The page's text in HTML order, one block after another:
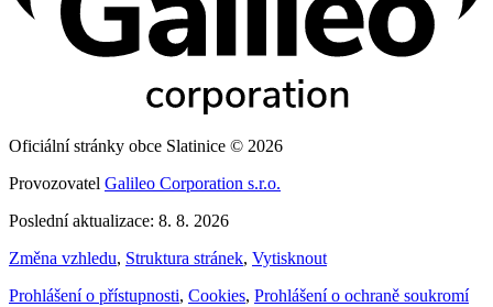
Oficiální stránky obce Slatinice © 2026
Provozovatel Galileo Corporation s.r.o.
Poslední aktualizace: 8. 8. 2026
Změna vzhledu, Struktura stránek, Vytisknout
Prohlášení o přístupnosti, Cookies, Prohlášení o ochraně soukromí